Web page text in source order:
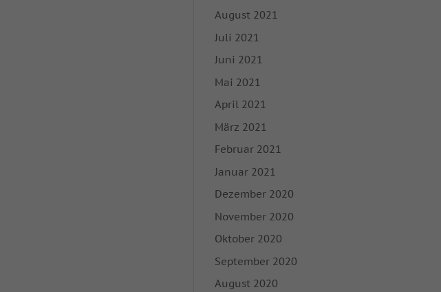
August 2021
Juli 2021
Juni 2021
Mai 2021
April 2021
März 2021
Februar 2021
Januar 2021
Dezember 2020
November 2020
Oktober 2020
September 2020
August 2020
Impressum